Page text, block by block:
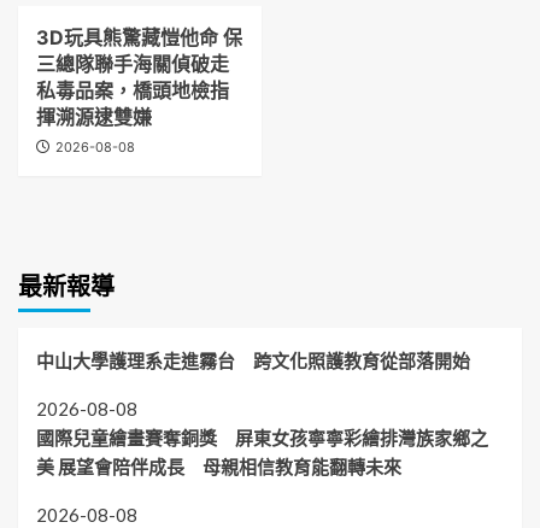
3D玩具熊驚藏愷他命 保
三總隊聯手海關偵破走
私毒品案，橋頭地檢指
揮溯源逮雙嫌
2026-08-08
最新報導
中山大學護理系走進霧台 跨文化照護教育從部落開始
2026-08-08
國際兒童繪畫賽奪銅獎 屏東女孩寧寧彩繪排灣族家鄉之
美 展望會陪伴成長 母親相信教育能翻轉未來
2026-08-08